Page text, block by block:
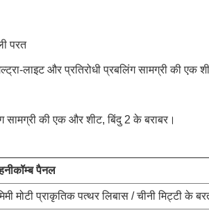
परत
लाइट और प्रतिरोधी प्रबलिंग सामग्री की एक
सामग्री की एक और शीट, बिंदु 2 के बराबर।
पैनल
मोटी प्राकृतिक पत्थर लिबास / चीनी मिट्टी के